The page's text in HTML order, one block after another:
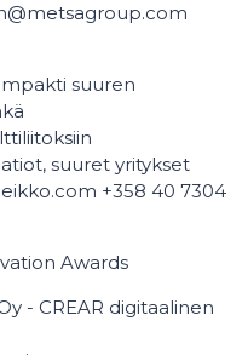
suuren
suuret yritykset
+358 40 7304
Awards
- CREAR digitaalinen